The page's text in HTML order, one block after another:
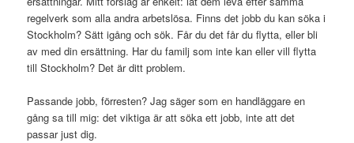
regelverk som alla andra arbetslösa. Finns det jobb du kan söka i
Stockholm? Sätt igång och sök. Får du det får du flytta, eller bli
av med din ersättning. Har du familj som inte kan eller vill flytta
till Stockholm? Det är ditt problem.
Passande jobb, förresten? Jag säger som en handläggare en
gång sa till mig: det viktiga är att söka ett jobb, inte att det
passar just dig.